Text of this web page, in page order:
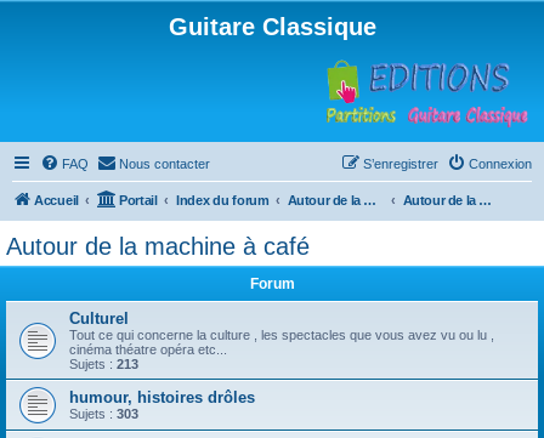
Guitare Classique
FAQ Nous contacter Connexion
S’enregistrer
Accueil Portail Index du forum Autour de la machine à café Autour de la machine à café
Autour de la machine à café
Forum
Culturel
Tout ce qui concerne la culture , les spectacles que vous avez vu ou lu ,
cinéma théatre opéra etc...
Sujets : 213
humour, histoires drôles
Sujets : 303